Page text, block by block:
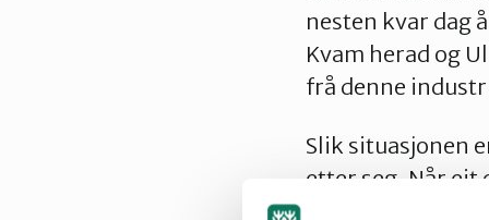
nesten kvar dag
Kvam herad og
frå denne
Slik situasjonen
etter seg. Når